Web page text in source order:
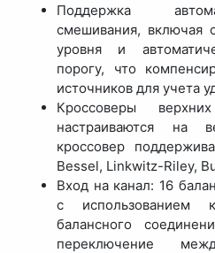
Поддержка
смешивания, включая
уровня и
порогу, что
источников для учета
Кроссоверы
настраиваются на
кроссовер
Bessel, Linkwitz-Riley,
Вход на канал: 16
с использованием
балансного
переключение